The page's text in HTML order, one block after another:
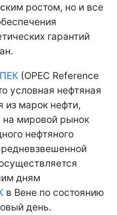
ростом, но и все
гарантий
(OPEC Reference
условная нефтяная
из марок нефти,
на мировой рынок
нефтяного
дням
в Вене по состоянию
день.